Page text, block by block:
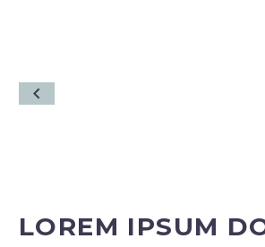
LOREM IPSUM